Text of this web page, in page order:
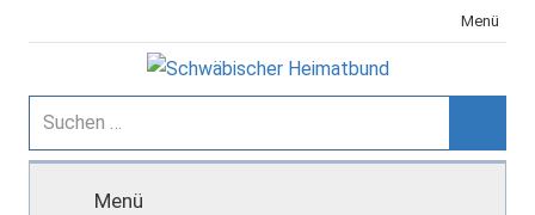
Inhalt
Menü
Schwäbischer
Heimatbund
Suchen
nach:
Menü